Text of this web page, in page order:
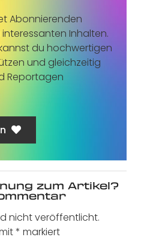
Abonnierenden
Inhalten.
du hochwertigen
und gleichzeitig
Reportagen
zum Artikel?
nicht veröffentlicht.
* markiert